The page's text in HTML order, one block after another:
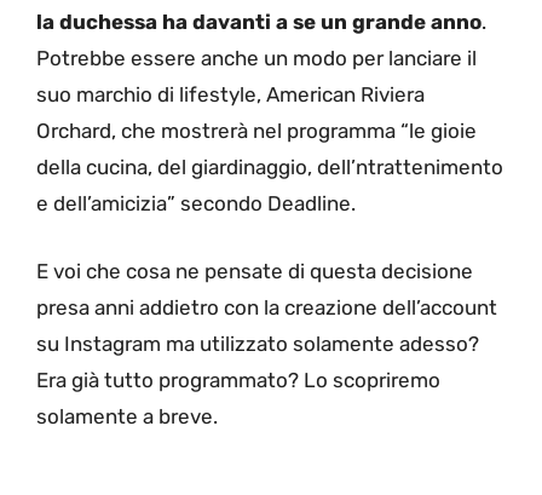
la duchessa ha davanti a se un grande anno.
Potrebbe essere anche un modo per lanciare il
suo marchio di lifestyle, American Riviera
Orchard, che mostrerà nel programma “le gioie
della cucina, del giardinaggio, dell’ntrattenimento
e dell’amicizia” secondo Deadline.
E voi che cosa ne pensate di questa decisione
presa anni addietro con la creazione dell’account
su Instagram ma utilizzato solamente adesso?
Era già tutto programmato? Lo scopriremo
solamente a breve.